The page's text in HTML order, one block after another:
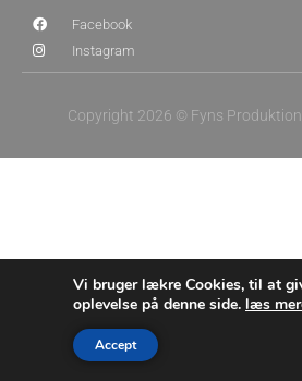
Facebook
Instagram
Copyright 2026 © Fyns Produktion
Vi bruger lækre Cookies, til at
oplevelse på denne side. læs
Accept